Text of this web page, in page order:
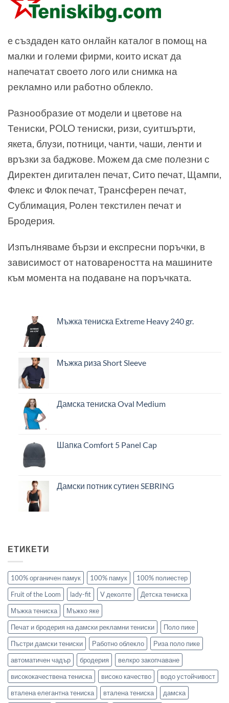
e създаден като онлайн каталог в помощ на
малки и големи фирми, които искат да
напечатат своето лого или снимка на
рекламно или работно облекло.
Разнообразие от модели и цветове на
Тениски, POLO тениски, ризи, суитшърти,
якета, блузи, потници, чанти, чаши, ленти и
връзки за баджове. Можем да сме полезни с
Директен дигитален печат, Сито печат, Щампи,
Флекс и Флок печат, Трансферен печат,
Сублимация, Ролен текстилен печат и
Бродерия.
Изпълняваме бързи и експресни поръчки, в
зависимост от натовареността на машините
към момента на подаване на поръчката.
Мъжка тениска Extreme Heavy 240 gr.
Мъжка риза Short Sleeve
Дамска тениска Oval Medium
Шапка Comfort 5 Panel Cap
Дамски потник сутиен SEBRING
ЕТИКЕТИ
100% органичен памук 100% памук
100% полиестер
Fruit of the Loom
lady-fit V деколте
Детска тениска
Мъжка тениска
Мъжко яке
Печат и бродерия на дамски рекламни тениски
Поло пике
Пъстри дамски тениски
Работно облекло
Риза поло пике
автоматичен чадър
бродерия
велкро закопчаване
висококачествена тениска
високо качество
водо устойчивост
вталена елегантна тениска
вталена тениска дамска